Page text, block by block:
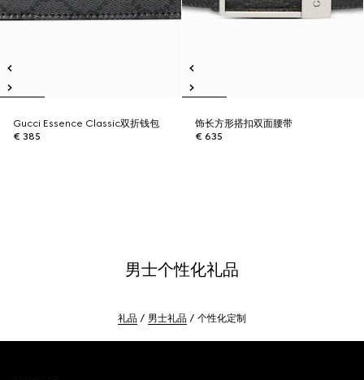
Gucci Essence Classic双折钱包
€ 385
饰长方形搭扣双面腰带
€ 635
男士个性化礼品
礼品 男士礼品 个性化定制